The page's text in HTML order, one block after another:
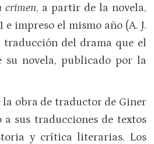
crimen, a partir de la novela,
e impreso el mismo año (A. J.
traducción del drama que el
su novela, publicado por la
obra de traductor de Giner
sus traducciones de textos
y crítica literarias. Los